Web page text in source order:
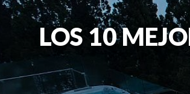
LOS 10